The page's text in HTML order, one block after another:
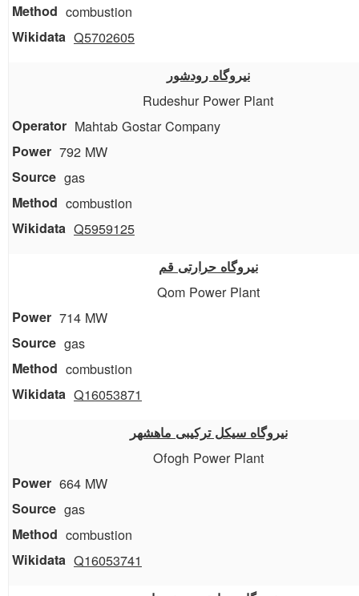
combustion
Q5702605
نیروگاه رودشور
Rudeshur Power Plant
Mahtab Gostar Company
792 MW
gas
combustion
Q5959125
نیروگاه حرارتی قم
Qom Power Plant
714 MW
gas
combustion
Q16053871
نیروگاه سیکل ترکیبی ماهشهر
Ofogh Power Plant
664 MW
gas
combustion
Q16053741